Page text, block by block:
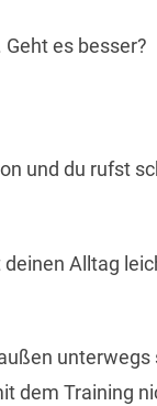
es besser?
und du rufst
Alltag
dem Training